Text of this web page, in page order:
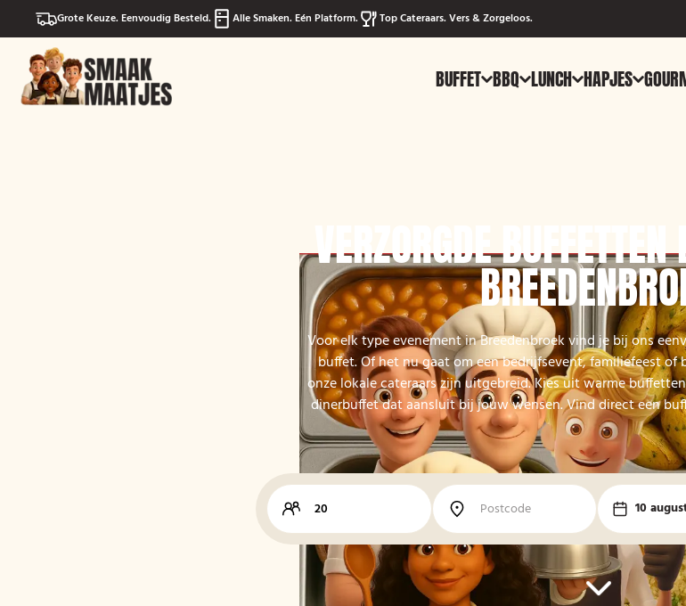
Grote Keuze. Eenvoudig Besteld. Alle Smaken. Eén Platform. Top Cateraars. Vers & Zorgeloos.
BUFFET BBQ LUNCH HAPJES
VERZORGDE
Voor elk type evenement in Breedenbroek vind je bij ons
buffet. Of het nu gaat om een bedrijfsevent, familiefeest
onze lokale cateraars zijn uitgebreid. Kies uit warme
dinerbuffet dat aansluit bij jouw wensen. Vind direct een
10